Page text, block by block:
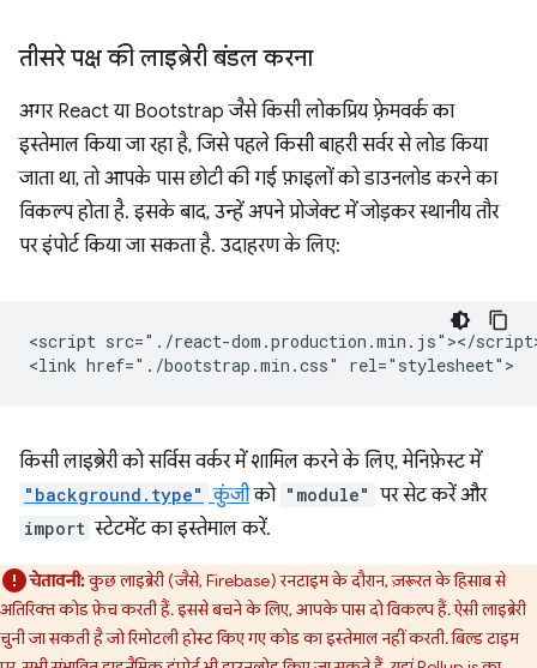
तीसरे पक्ष की लाइब्रेरी बंडल करना
अगर React या Bootstrap जैसे किसी लोकप्रिय फ़्रेमवर्क का
इस्तेमाल किया जा रहा है, जिसे पहले किसी बाहरी सर्वर से लोड किया
जाता था, तो आपके पास छोटी की गई फ़ाइलों को डाउनलोड करने का
विकल्प होता है. इसके बाद, उन्हें अपने प्रोजेक्ट में जोड़कर स्थानीय तौर
पर इंपोर्ट किया जा सकता है. उदाहरण के लिए:
<script src="./react-dom.production.min.js"></
किसी लाइब्रेरी को सर्विस वर्कर में शामिल करने के लिए, मेनिफ़ेस्ट में
"background.type" कुंजीको "module" पर सेट करें और
import स्टेटमेंट का इस्तेमाल करें.
चेतावनी:कुछ लाइब्रेरी (जैसे, Firebase) रनटाइम के दौरान, ज़रूरत के हिसाब से
अतिरिक्त कोड फ़ेच करती हैं. इससे बचने के लिए, आपके पास दो विकल्प हैं. ऐसी लाइब्रेरी
चुनी जा सकती है जो रिमोटली होस्ट किए गए कोड का इस्तेमाल नहीं करती. बिल्ड टाइम